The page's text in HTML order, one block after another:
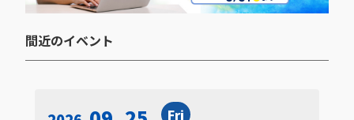
間近のイベント​
Fri